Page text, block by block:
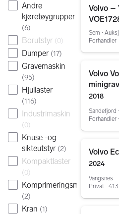
Andre
kjøretøygrupper
(6)
Borutstyr (0)
Dumper (17)
Gravemaskin
(95)
Hjullaster
(116)
Industrimaskin
(0)
Knuse -og
sikteutstyr (2)
Kompaktlaster
(0)
Komprimeringsmaskin
(2)
Kran (1)
Volvo –
Sem ∙
Forhandler
Volvo
Skjær -
Tannskuf
2018
Sandefjord
Forhandler
Volvo
2024
Vangsnes
Privat ∙